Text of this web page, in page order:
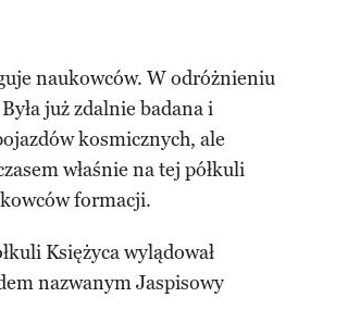
naukowców. W odróżnieniu
już zdalnie badana i
kosmicznych, ale
właśnie na tej półkuli
formacji.
Księżyca wylądował
nazwanym Jaspisowy